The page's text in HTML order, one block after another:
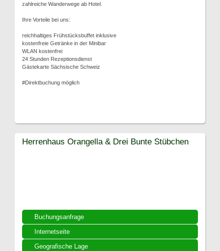
zahlreiche Wanderwege ab Hotel.
Ihre Vorteile bei uns:
reichhaltiges Frühstücksbuffet inklusive
kostenfreie Getränke in der Minibar
WLAN kostenfrei
24 Stunden Rezeptionsdienst
Gästekarte Sächsische Schweiz
#Direktbuchung möglich
Buchungsanfrage
Internetseite
Geografische Lage
Herrenhaus Orangella & Drei Bunte Stübchen